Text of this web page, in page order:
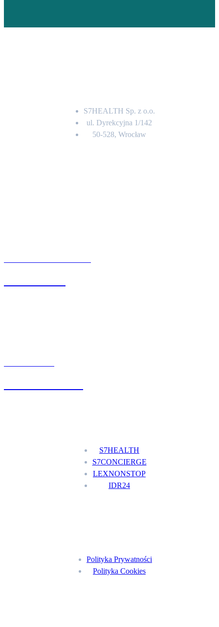
S7HEALTH Sp. z o.o.
ul. Dyrekcyjna 1/142
50-528, Wrocław
S7HEALTH
S7CONCIERGE
LEXNONSTOP
IDR24
Polityka Prywatności
Polityka Cookies